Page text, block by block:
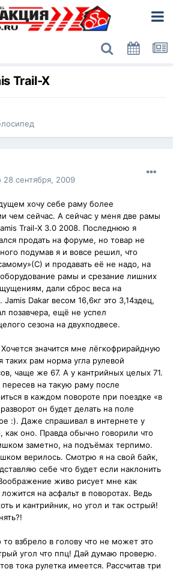
Trail-X
28 сентября, 2009
хочу себе раму более
чем сейчас. А сейчас у меня две рамы
Trail-X 3.0 2008. Последнюю я
продать на форуме, но товар не
подумав я и вовсе решил, что
и продавать её не надо, на
рамы и срезание лишних
дали сброс веса на
Dakar весом 16,6кг это 3,14здец,
позавчера, ещё не успел
сезона на двухподвесе.
значится мне лёгкофрирайдную
таких рам норма угла рулевой
чаще же 67. А у кантрийных целых 71.
пересев на такую раму после
в каждом повороте при поездке «в
он будет делать на поле
:). Даже спрашивал в интернете у
как оно. Правда обычно говорили что
заметно, на подъёмах терпимо.
верилось. Смотрю я на свой байк,
себе что будет если наклонить
живо рисует мне как
на асфальт в поворотах. Ведь
и кантрийник, но угол и так острый!
взбрело в голову что не может это
угол что ппц! Дай думаю проверю.
тока рулетка имеется. Рассчитав три